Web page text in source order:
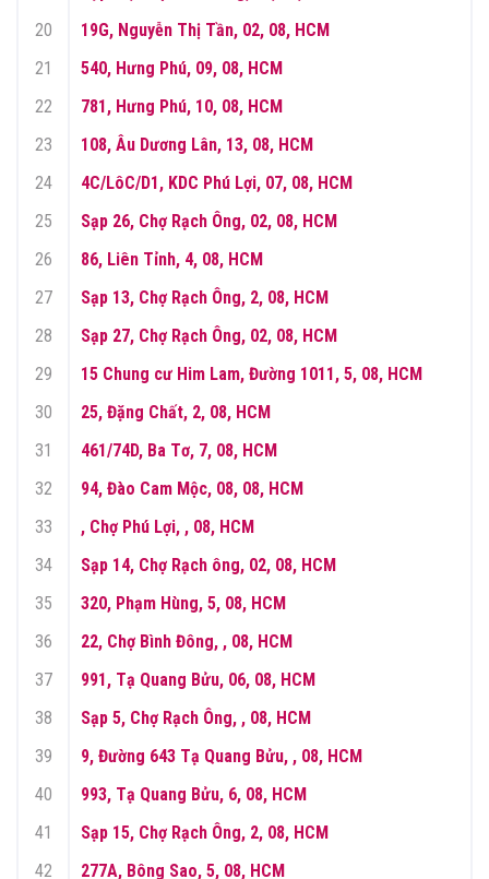
20
19G, Nguyễn Thị Tần, 02, 08, HCM
21
540, Hưng Phú, 09, 08, HCM
22
781, Hưng Phú, 10, 08, HCM
23
108, Âu Dương Lân, 13, 08, HCM
24
4C/LôC/D1, KDC Phú Lợi, 07, 08, HCM
25
Sạp 26, Chợ Rạch Ông, 02, 08, HCM
26
86, Liên Tỉnh, 4, 08, HCM
27
Sạp 13, Chợ Rạch Ông, 2, 08, HCM
28
Sạp 27, Chợ Rạch Ông, 02, 08, HCM
29
15 Chung cư Him Lam, Đường 1011, 5, 08, HCM
30
25, Đặng Chất, 2, 08, HCM
31
461/74D, Ba Tơ, 7, 08, HCM
32
94, Đào Cam Mộc, 08, 08, HCM
33
, Chợ Phú Lợi, , 08, HCM
34
Sạp 14, Chợ Rạch ông, 02, 08, HCM
35
320, Phạm Hùng, 5, 08, HCM
36
22, Chợ Bình Đông, , 08, HCM
37
991, Tạ Quang Bửu, 06, 08, HCM
38
Sạp 5, Chợ Rạch Ông, , 08, HCM
39
9, Đường 643 Tạ Quang Bửu, , 08, HCM
40
993, Tạ Quang Bửu, 6, 08, HCM
41
Sạp 15, Chợ Rạch Ông, 2, 08, HCM
42
277A, Bông Sao, 5, 08, HCM